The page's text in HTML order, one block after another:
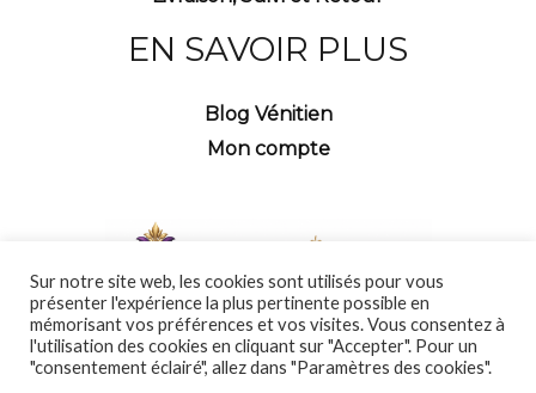
EN SAVOIR PLUS
Blog Vénitien
Mon compte
Sur notre site web, les cookies sont utilisés pour vous
présenter l'expérience la plus pertinente possible en
mémorisant vos préférences et vos visites. Vous consentez à
l'utilisation des cookies en cliquant sur "Accepter". Pour un
"consentement éclairé", allez dans "Paramètres des cookies".